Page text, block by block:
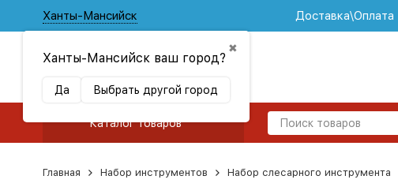
Ханты-Мансийск
✖
Ханты-Мансийск ваш город?
Да Выбрать другой город
Доставка\Оплата
Каталог товаров
Главная Набор инструментов Набор слесарного инструмента